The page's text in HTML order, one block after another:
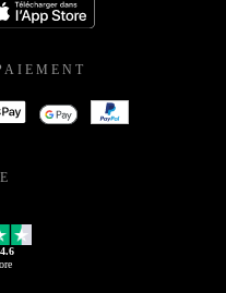
4.6